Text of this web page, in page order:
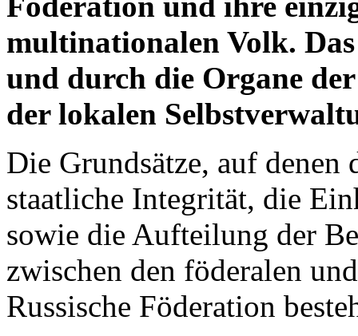
multinationalen Volk.
und durch die Organe
der lokalen
Die Grundsätze, auf
staatliche Integrität, die
sowie die Aufteilung der
zwischen den föderalen
Russische Föderation